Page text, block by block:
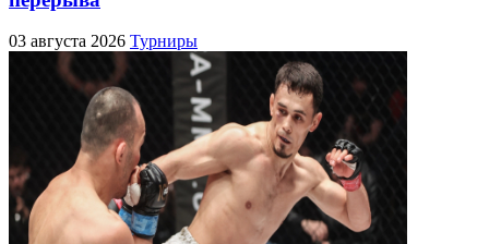
03 августа 2026 Турниры